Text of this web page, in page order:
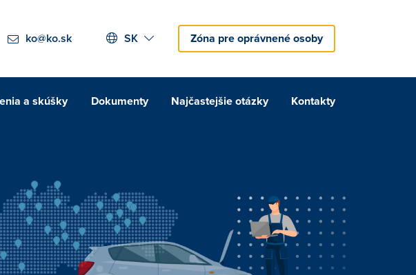
ko@ko.sk SK Zóna pre oprávnené osoby
a skúšky Dokumenty Najčastejšie otázky Kontakty